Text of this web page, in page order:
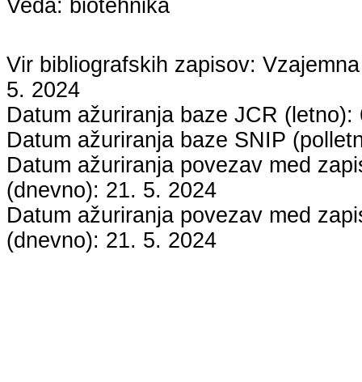
Veda: biotehnika
Vir bibliografskih zapisov:
5. 2024
Datum ažuriranja baze JCR (letno):
Datum ažuriranja baze SNIP
Datum ažuriranja povezav med
(dnevno): 21. 5. 2024
Datum ažuriranja povezav med
(dnevno): 21. 5. 2024